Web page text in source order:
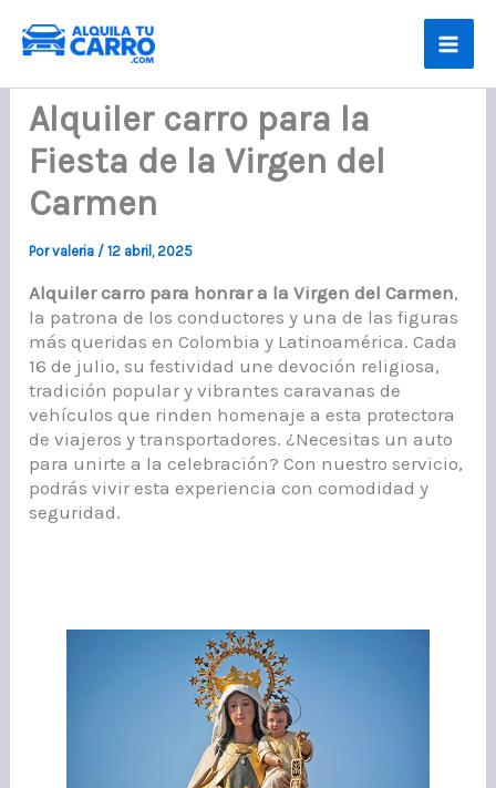
contenido
Alquiler carro para la
Fiesta de la Virgen del
Carmen
Porvaleria /12 abril, 2025
Alquiler carro para honrar a la Virgen del Carmen,
la patrona de los conductores y una de las figuras
más queridas en Colombia y Latinoamérica. Cada
16 de julio, su festividad une devoción religiosa,
tradición popular y vibrantes caravanas de
vehículos que rinden homenaje a esta protectora
de viajeros y transportadores. ¿Necesitas un auto
para unirte a la celebración? Con nuestro servicio,
podrás vivir esta experiencia con comodidad y
seguridad.